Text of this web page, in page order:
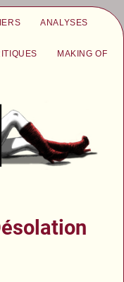
ANALYSES
MAKING OF